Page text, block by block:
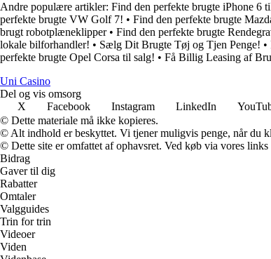
Andre populære artikler: Find den perfekte brugte iPhone 6
perfekte brugte VW Golf 7! • Find den perfekte brugte
brugt robotplæneklipper• Find den perfekte brugte
lokale bilforhandler! • Sælg Dit Brugte Tøj og Tjen Penge! •
perfekte brugte Opel Corsa til salg! • Få Billig Leasing af
Uni Casino
Del og vis omsorg
X
Facebook Instagram LinkedIn
© Dette materiale må ikke kopieres.
© Alt indhold er beskyttet. Vi tjener muligvis penge, når du
© Dette site er omfattet af ophavsret. Ved køb via vores
Bidrag
Gaver til dig
Rabatter
Omtaler
Valgguides
Trin for trin
Videoer
Viden